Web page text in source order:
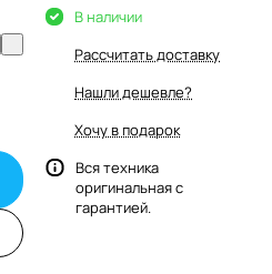
В наличии
Рассчитать доставку
Нашли дешевле?
Хочу в подарок
Вся техника
оригинальная с
гарантией.